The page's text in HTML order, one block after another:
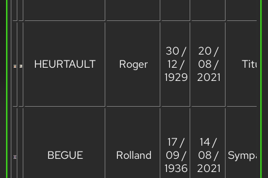
HEURTAULT Roger
30 /
12 /
1929
20 /
08 /
2021
BEGUE Rolland
17 /
09 /
1936
14 /
08 /
2021